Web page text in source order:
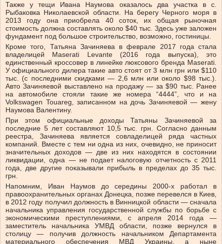
Также у тещи Ивана Наумова оказалось два участка в с.
Рыбаковка Николаевской области. На берегу Черного моря в
2013 году она приобрела 40 соток, их общая рыночная
стоимость должна составлять около $40 тыс. Здесь уже заложен
фундамент под большое строительство, возможно, гостиницы.
Кроме того, Татьяна Зачиняева в феврале 2017 года стала
владелицей Maserati Levante (2016 года выпуска), это
единственный кроссовер в линейке люксового бренда Maserati.
У официального дилера такие авто стоят от 3 млн грн или $110
тыс. (с последними скидками — 2,6 млн или около $98 тыс.).
Авто Зачиняевой выставлено на продажу — за $90 тыс. Ранее
на автомобиле стояли такие же номера “4444”, что и на
Volkswagen Touareg, записанном на дочь Зачиняевой — жену
Наумова Валентину.
При этом официальные доходы Татьяны Зачиняевой за
последние 5 лет составляют 10,5 тыс. грн. Согласно данным
реестра, Зачиняева является совладелицей ряда частных
компаний. Вместе с тем ни одна из них, очевидно, не приносит
значительных доходов — две из них находятся в состоянии
ликвидации, одна — не подает налоговую отчетность с 2011
года, две другие показывали прибыль в пределах до 35 тыс.
грн.
Напомним, Иван Наумов до середины 2000-х работал в
правоохранительных органах Донецка, позже перевелся в Киев,
в 2012 году получил должность в Винницкой области — сначала
начальника управления государственной службы по борьбе с
экономическими преступлениями, с апреля 2014 года —
заместитель начальника УМВД области, позже вернулся в
столицу — получив должность начальником Департамента
материального обеспечения МВД Украины, а ныне